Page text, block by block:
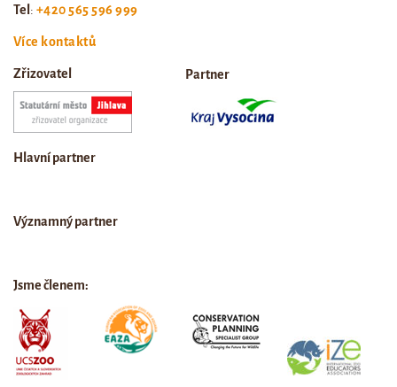
Tel : +420 565 596 999
Více kontaktů
Zřizovatel Partner
Hlavní partner
Významný partner
Jsme členem: